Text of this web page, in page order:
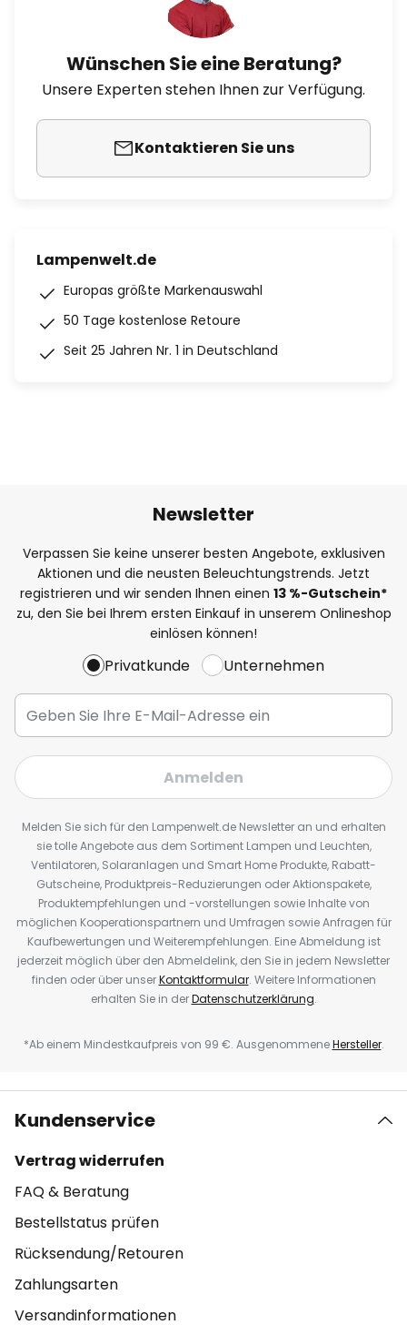
Wünschen Sie eine Beratung?
Unsere Experten stehen Ihnen zur Verfügung.
Kontaktieren Sie uns
Lampenwelt.de
Europas größte Markenauswahl
50 Tage kostenlose Retoure
Seit 25 Jahren Nr. 1 in Deutschland
Newsletter
Verpassen Sie keine unserer besten Angebote, exklusiven
Aktionen und die neusten Beleuchtungstrends. Jetzt
registrieren und wir senden Ihnen einen 13 %-Gutschein*
zu, den Sie bei Ihrem ersten Einkauf in unserem Onlineshop
einlösen können!
Privatkunde Unternehmen
Anmelden
Melden Sie sich für den Lampenwelt.de Newsletter an und erhalten
sie tolle Angebote aus dem Sortiment Lampen und Leuchten,
Ventilatoren, Solaranlagen und Smart Home Produkte, Rabatt-
Gutscheine, Produktpreis-Reduzierungen oder Aktionspakete,
Produktempfehlungen und -vorstellungen sowie Inhalte von
möglichen Kooperationspartnern und Umfragen sowie Anfragen für
Kaufbewertungen und Weiterempfehlungen. Eine Abmeldung ist
jederzeit möglich über den Abmeldelink, den Sie in jedem Newsletter
finden oder über unserKontaktformular. Weitere Informationen
erhalten Sie in derDatenschutzerklärung.
*Ab einem Mindestkaufpreis von 99 €. AusgenommeneHersteller.
Kundenservice
Vertrag widerrufen
FAQ & Beratung
Bestellstatus prüfen
Rücksendung/Retouren
Zahlungsarten
Versandinformationen